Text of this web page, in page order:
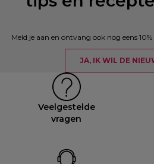
Meld je aan en ontvang ook nog eens
JA, IK WIL DE
Veelgestelde
vragen